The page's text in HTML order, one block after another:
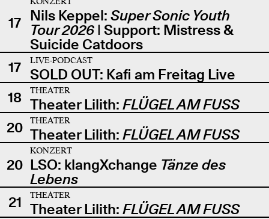
17 Nils Keppel: Super Sonic Youth
Tour 2026| Support: Mistress &
Suicide Catdoors
17
LIVE-PODCAST
SOLD OUT: Kafi am Freitag Live
18
THEATER
Theater Lilith: FLÜGEL AM FUSS
20
THEATER
Theater Lilith: FLÜGEL AM FUSS
20
KONZERT
LSO: klangXchange Tänze des
Lebens
21
THEATER
Theater Lilith: FLÜGEL AM FUSS